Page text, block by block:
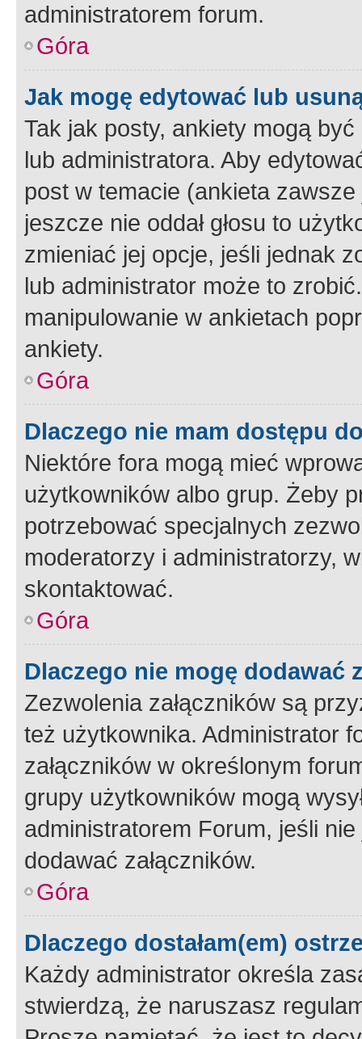
administratorem forum.
Góra
Jak mogę edytować lub
Tak jak posty, ankiety mogą
lub administratora. Aby
post w temacie (ankieta
jeszcze nie oddał głosu to
zmieniać jej opcje, jeśli jednak
lub administrator może to
manipulowanie w ankietach
ankiety.
Góra
Dlaczego nie mam dostępu
Niektóre fora mogą mieć
użytkowników albo grup. Żeby
potrzebować specjalnych
moderatorzy i administratorzy,
skontaktować.
Góra
Dlaczego nie mogę dodawać
Zezwolenia załączników są
też użytkownika. Administrator
załączników w określonym
grupy użytkowników mogą
administratorem Forum, jeśli
dodawać załączników.
Góra
Dlaczego dostałam(em)
Każdy administrator określa
stwierdzą, że naruszasz